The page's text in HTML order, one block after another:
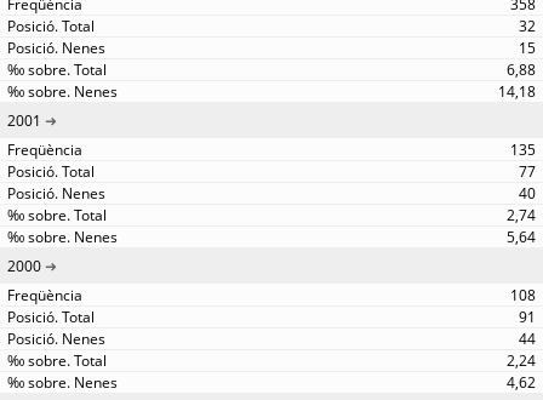
358
32
15
6,88
14,18
2001
135
77
40
2,74
5,64
2000
108
91
44
2,24
4,62